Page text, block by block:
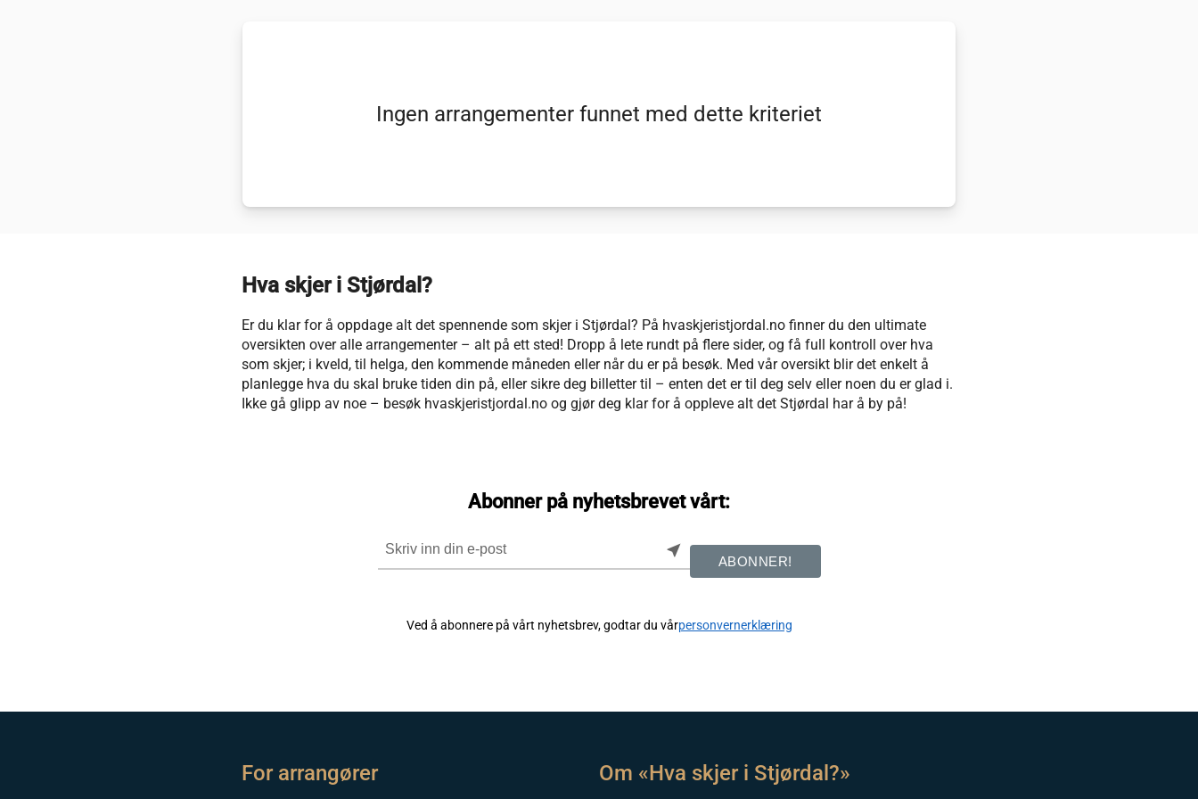
Ingen arrangementer funnet med dette kriteriet
Hva skjer i Stjørdal?
Er du klar for å oppdage alt det spennende som skjer i Stjørdal? På hvaskjeristjordal.no finner du den ultimate
oversikten over alle arrangementer – alt på ett sted! Dropp å lete rundt på flere sider, og få full kontroll over hva
som skjer; i kveld, til helga, den kommende måneden eller når du er på besøk. Med vår oversikt blir det enkelt å
planlegge hva du skal bruke tiden din på, eller sikre deg billetter til – enten det er til deg selv eller noen du er glad i.
Ikke gå glipp av noe – besøk hvaskjeristjordal.no og gjør deg klar for å oppleve alt det Stjørdal har å by på!
Abonner på nyhetsbrevet vårt:
near_me
ABONNER!
Ved å abonnere på vårt nyhetsbrev, godtar du vårpersonvernerklæring
For arrangører Om «Hva skjer i Stjørdal?»